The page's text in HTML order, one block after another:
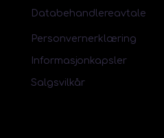
Databehandlereavtale
Personvernerklæring
Informasjonkapsler
Salgsvilkår